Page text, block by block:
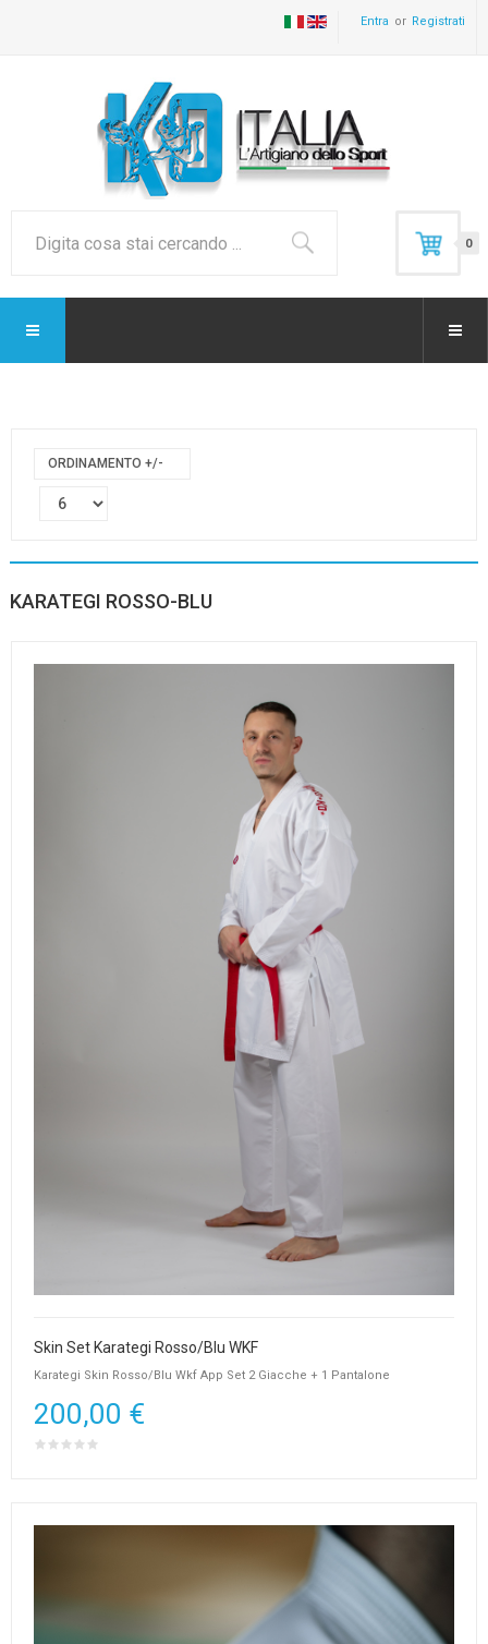
Entra Registrati
0
ORDINAMENTO +/-
KARATEGI ROSSO-BLU
Skin Set Karategi Rosso/Blu WKF
Karategi Skin Rosso/Blu Wkf App Set 2 Giacche + 1 Pantalone
200,00 €